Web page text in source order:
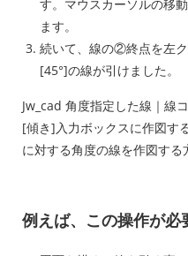
す。マウスカーソルの移
ます。
続いて、線の②終点を左
[45°]の線が引けました。
Jw_cad 角度指定した線｜線
[傾き]入力ボックスに作図す
に対する角度の線を作図する
例えば、この操作が必